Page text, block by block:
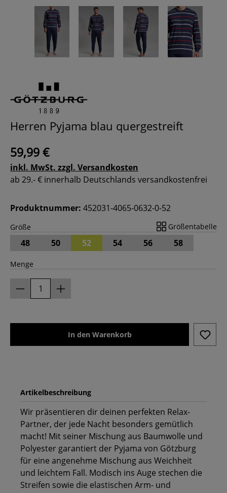
Herren Pyjama blau quergestreift
59,99 €
inkl. MwSt. zzgl. Versandkosten
ab 29.- € innerhalb Deutschlands versandkostenfrei
Produktnummer: 452031-4065-0632-0-52
Größe Größentabelle
48 50 52 54 56 58
Menge
In den Warenkorb
Artikelbeschreibung
Wir präsentieren dir deinen perfekten Relax-
Partner, der jede Nacht besonders gemütlich
macht! Mit seiner Mischung aus Baumwolle und
Polyester garantiert der Pyjama von Götzburg
für eine angenehme Mischung aus Weichheit
und leichtem Fall. Modisch ins Auge stechen die
Streifen sowie die elastischen Arm- und